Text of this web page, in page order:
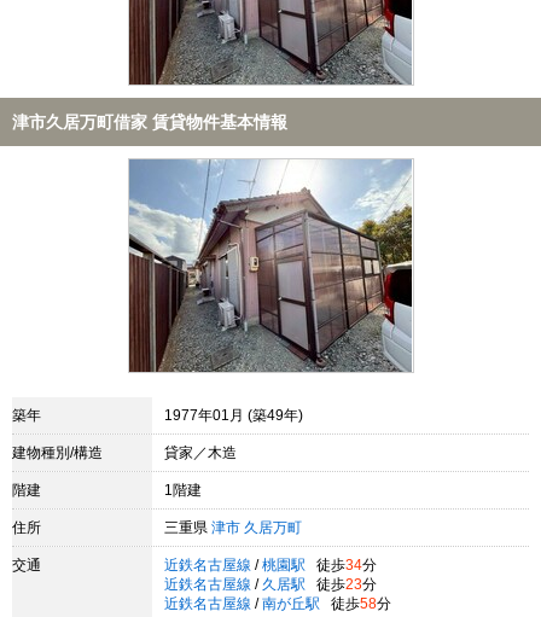
津市久居万町借家 賃貸物件基本情報
築年 1977年01月 (築49年)
建物種別/構造 貸家／木造
階建 1階建
住所 三重県 津市 久居万町
交通 近鉄名古屋線 / 桃園駅 徒歩34分
近鉄名古屋線 / 久居駅 徒歩23分
近鉄名古屋線 / 南が丘駅 徒歩58分